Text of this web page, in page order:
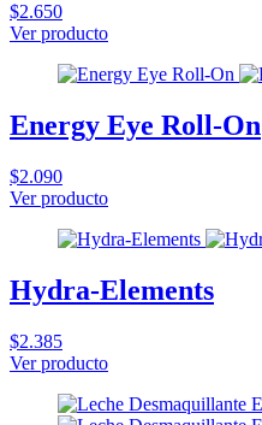
$2.650
Ver producto
Energy Eye Roll-On
$2.090
Ver producto
Hydra-Elements
$2.385
Ver producto